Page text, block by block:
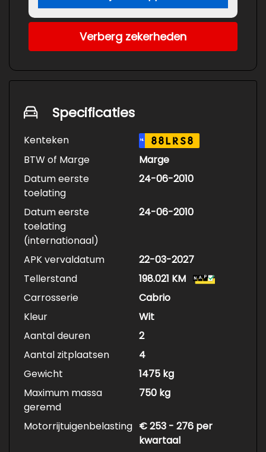
Verberg zekerheden
Specificaties
Kenteken NL 88LRS8
BTW of Marge
Marge
Datum eerste
toelating
24-06-2010
Datum eerste
toelating
(internationaal)
24-06-2010
APK vervaldatum
22-03-2027
Tellerstand
198.021 KM
Carrosserie
Cabrio
Kleur
Wit
Aantal deuren
2
Aantal zitplaatsen
4
Gewicht
1475 kg
Maximum massa
geremd
750 kg
Motorrijtuigenbelasting € 253 - 276 per
kwartaal